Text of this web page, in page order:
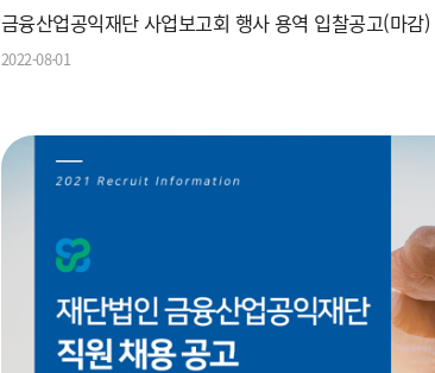
금융산업공익재단 사업보고회 행사 용역 입찰공고(마감)
2022-08-01